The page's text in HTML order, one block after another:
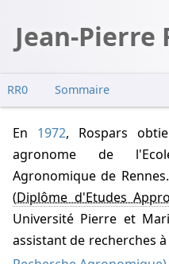
Jean-Pierre
RR0 Sommaire
GEPAN
GEIPAN
En 1972, Rospars
agronome de
Agronomique de
Université Pierre et
assistant de recherches à